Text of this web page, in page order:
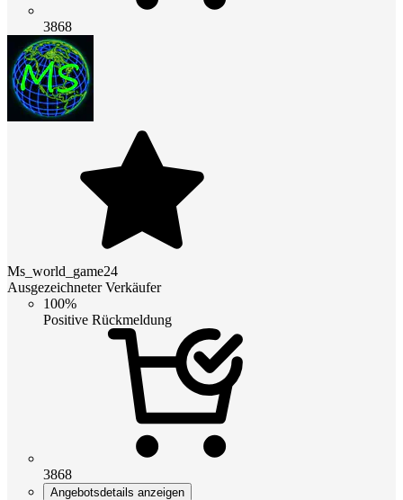
3868
Ms_world_game24
Ausgezeichneter Verkäufer
100%
Positive Rückmeldung
3868
Angebotsdetails anzeigen